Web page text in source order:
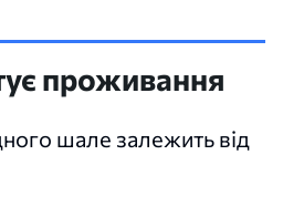
проживання
шале залежить від